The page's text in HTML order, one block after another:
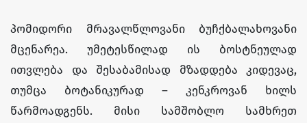
პომიდორი მრავალწლოვანი ბუჩქბალახოვანი
მცენარეა. უმეტესწილად ის ბოსტნეულად
ითვლება და შესაბამისად მზადდება კიდევაც,
თუმცა ბოტანიკურად – კენკროვან ხილს
წარმოადგენს. მისი სამშობლო სამხრეთ